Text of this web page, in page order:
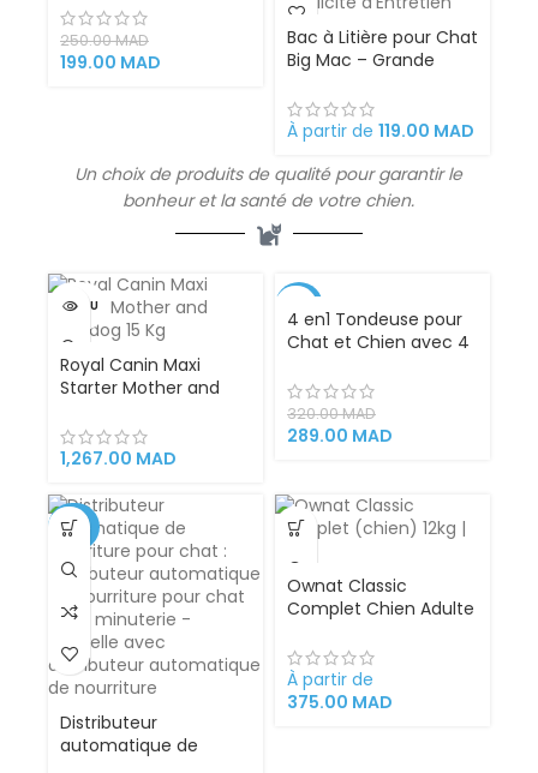
Modèle Generic
250.00MAD
199.00 MAD
Bac à Litière pour Chat
Big Mac – Grande
en Plastique avec
Design Anti-
Confort, Hygiène et
Simplicité d’Entretien
À partir de 119.00 MAD
Un choix de produits de qualité pour garantir le
bonheur et la santé de votre chien.
VENDU
Royal Canin Maxi
Starter Mother and
Croquettes
Complètes pour
Gestation et Lactation
et Chiots de Grande
Race, Soutien
Immunitaire et
Croissance Optimale
1,267.00 MAD
4 en1 Tondeuse pour
Chat et Chien avec 4
320.00MAD
289.00 MAD
-29%
Distributeur
automatique de
Ownat Classic
Complet Chien Adulte
Races et Tailles
Viande Fraîche
Alimentation saine
À partir de
375.00 MAD